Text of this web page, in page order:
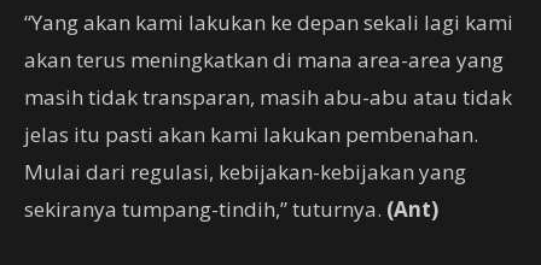
“Yang akan kami lakukan ke depan sekali lagi kami
akan terus meningkatkan di mana area-area yang
masih tidak transparan, masih abu-abu atau tidak
jelas itu pasti akan kami lakukan pembenahan.
Mulai dari regulasi, kebijakan-kebijakan yang
sekiranya tumpang-tindih,” tuturnya. (Ant)